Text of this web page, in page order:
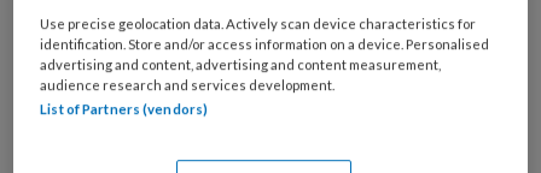
Kies
je
functie *
Bij
organisatie
Use precise geolocation data. Actively scan device characteristics for
identification. Store and/or access information on a device. Personalised
advertising and content, advertising and content measurement,
audience research and services development.
List of Partners (vendors)